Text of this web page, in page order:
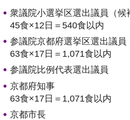
衆議院小選挙区選出議員（候
45食×12日＝540食以内
参議院京都府選挙区選出議員
63食×17日＝1,071食以内
参議院比例代表選出議員
京都府知事
63食×17日＝1,071食以内
京都市長